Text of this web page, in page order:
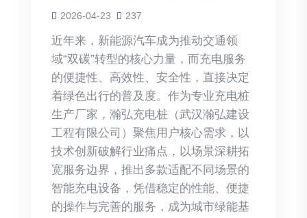
2026-04-23 237
近年来，新能源汽车成为推动交通领
域“双碳”转型的核心力量，而充电服务
的便捷性、高效性、安全性，直接决定
着绿色出行的普及度。作为专业充电桩
生产厂家，瀚弘充电桩（武汉瀚弘建设
工程有限公司）聚焦用户核心需求，以
技术创新破解行业痛点，以场景深耕拓
宽服务边界，推出多款适配不同场景的
智能充电设备，凭借稳定的性能、便捷
的操作与完善的服务，成为城市绿能基